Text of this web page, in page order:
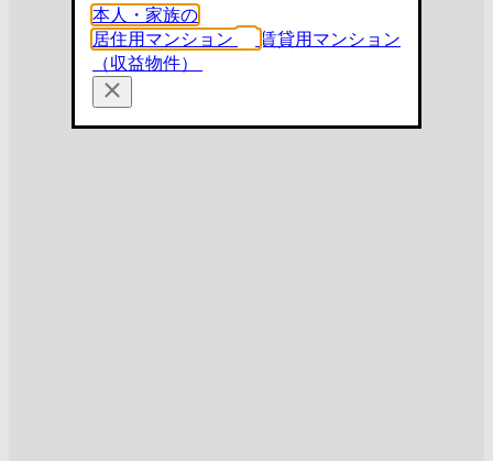
本人・家族の
居住用マンション
賃貸用マンション
（収益物件）